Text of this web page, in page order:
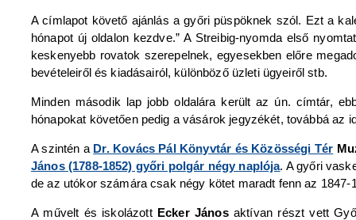
A címlapot követő ajánlás a győri püspöknek szól. Ezt a
hónapot új oldalon kezdve.” A Streibig-nyomda első
keskenyebb rovatok szerepelnek, egyesekben előre
bevételeiről és kiadásairól, különböző üzleti ügyeiről stb.
Minden második lap jobb oldalára került az ún. címtár,
hónapokat követően pedig a vásárok jegyzékét, továbbá az
A szintén a Dr. Kovács Pál Könyvtár és Közösségi Tér
János (1788-1852) győri polgár négy naplója. A győri
de az utókor számára csak négy kötet maradt fenn az 1847-
A művelt és iskolázott Ecker Jánosaktívan részt vett